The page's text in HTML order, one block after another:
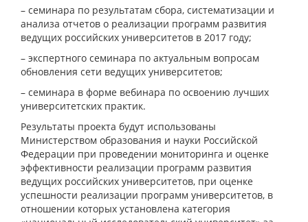
– семинара по результатам сбора, систематизации и
анализа отчетов о реализации программ развития
ведущих российских университетов в 2017 году;
– экспертного семинара по актуальным вопросам
обновления сети ведущих университетов;
– семинара в форме вебинара по освоению лучших
университетских практик.
Результаты проекта будут использованы
Министерством образования и науки Российской
Федерации при проведении мониторинга и оценке
эффективности реализации программ развития
ведущих российских университетов, при оценке
успешности реализации программ университетов, в
отношении которых установлена категория